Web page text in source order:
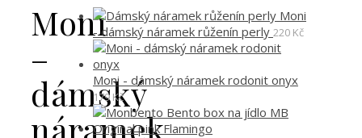
Moni
–
dámský
náramek
Moni
- dámský náramek růženín perly 220 Kč
Moni - dámský náramek rodonit onyx
179Kč